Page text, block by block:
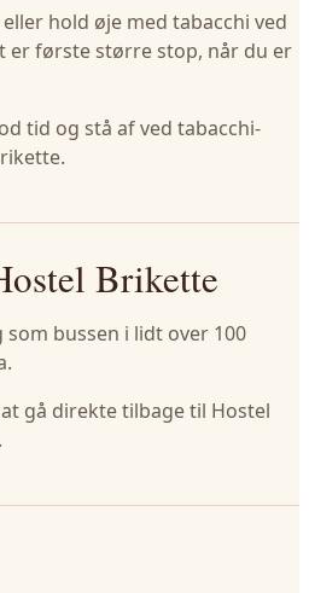
hold øje med tabacchi ved
er første større stop, når du er
tid og stå af ved tabacchi-
Brikette
bussen i lidt over 100
gå direkte tilbage til Hostel